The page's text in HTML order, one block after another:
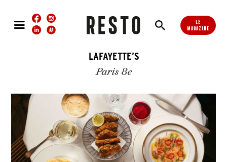
LE
MAGAZINE
LAFAYETTE’S
Paris 8e